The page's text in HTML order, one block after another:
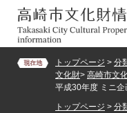
の
ー
トップページ > 分
文化財> 高崎市文
平成30年度 ミニ企
トップページ > 分